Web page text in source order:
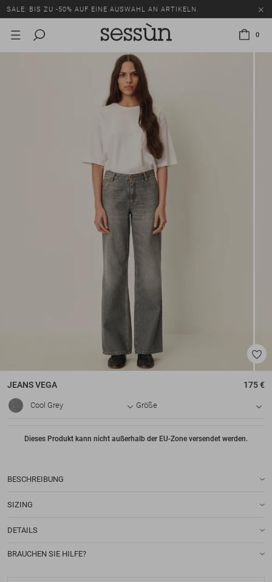
SALE: BIS ZU -50% AUF EINE AUSWAHL AN ARTIKELN.
0
JEANSVEGA 175 €
Cool Grey Größe
Dieses Produkt kann nicht außerhalb der EU-Zone versendet werden.
BESCHREIBUNG
SIZING
DETAILS
BRAUCHEN SIE HILFE?